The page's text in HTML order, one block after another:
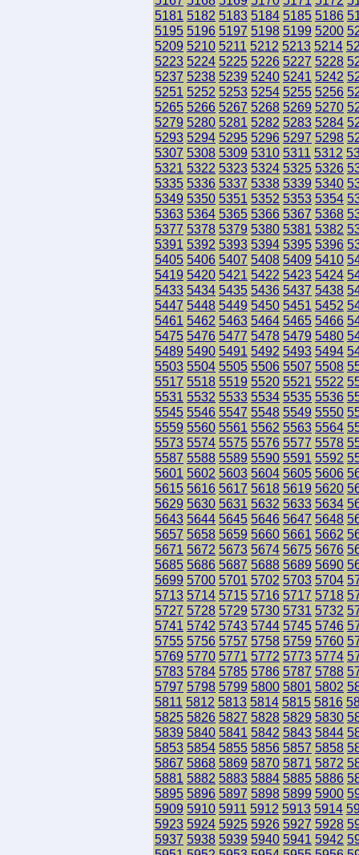
5181 5182 5183 5184 5185 5186
5195 5196 5197 5198 5199 5200
5209 5210 5211 5212 5213 5214
5223 5224 5225 5226 5227 5228
5237 5238 5239 5240 5241 5242
5251 5252 5253 5254 5255 5256
5265 5266 5267 5268 5269 5270
5279 5280 5281 5282 5283 5284
5293 5294 5295 5296 5297 5298
5307 5308 5309 5310 5311 5312
5321 5322 5323 5324 5325 5326
5335 5336 5337 5338 5339 5340
5349 5350 5351 5352 5353 5354
5363 5364 5365 5366 5367 5368
5377 5378 5379 5380 5381 5382
5391 5392 5393 5394 5395 5396
5405 5406 5407 5408 5409 5410
5419 5420 5421 5422 5423 5424
5433 5434 5435 5436 5437 5438
5447 5448 5449 5450 5451 5452
5461 5462 5463 5464 5465 5466
5475 5476 5477 5478 5479 5480
5489 5490 5491 5492 5493 5494
5503 5504 5505 5506 5507 5508
5517 5518 5519 5520 5521 5522
5531 5532 5533 5534 5535 5536
5545 5546 5547 5548 5549 5550
5559 5560 5561 5562 5563 5564
5573 5574 5575 5576 5577 5578
5587 5588 5589 5590 5591 5592
5601 5602 5603 5604 5605 5606
5615 5616 5617 5618 5619 5620
5629 5630 5631 5632 5633 5634
5643 5644 5645 5646 5647 5648
5657 5658 5659 5660 5661 5662
5671 5672 5673 5674 5675 5676
5685 5686 5687 5688 5689 5690
5699 5700 5701 5702 5703 5704
5713 5714 5715 5716 5717 5718
5727 5728 5729 5730 5731 5732
5741 5742 5743 5744 5745 5746
5755 5756 5757 5758 5759 5760
5769 5770 5771 5772 5773 5774
5783 5784 5785 5786 5787 5788
5797 5798 5799 5800 5801 5802
5811 5812 5813 5814 5815 5816
5825 5826 5827 5828 5829 5830
5839 5840 5841 5842 5843 5844
5853 5854 5855 5856 5857 5858
5867 5868 5869 5870 5871 5872
5881 5882 5883 5884 5885 5886
5895 5896 5897 5898 5899 5900
5909 5910 5911 5912 5913 5914
5923 5924 5925 5926 5927 5928
5937 5938 5939 5940 5941 5942